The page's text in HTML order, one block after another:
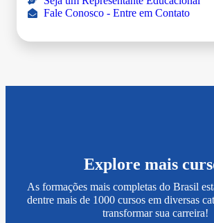
Fale Conosco - Entre em Contato
Explore mais
As formações mais completas do Brasil
dentre mais de 1000 cursos em diversas
transformar sua carreira!